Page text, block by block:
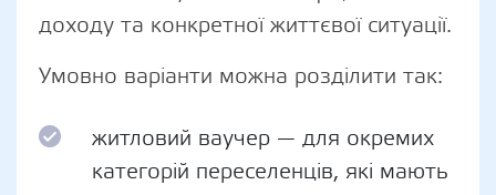
доходу та конкретної життєвої ситуації.
Умовно варіанти можна розділити так:
житловий ваучер — для окремих
категорій переселенців, які мають